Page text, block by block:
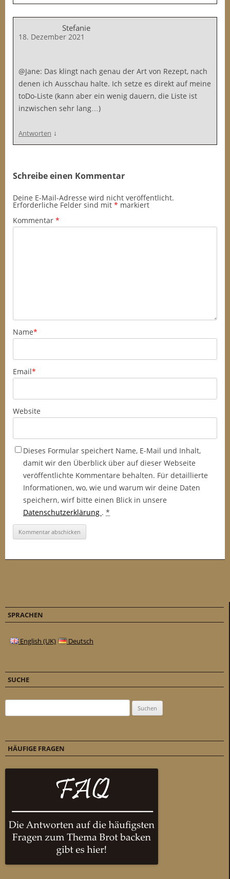
Stefanie
18. Dezember 2021
@Jane: Das klingt nach genau der Art von Rezept, nach
denen ich Ausschau halte. Ich setze es direkt auf meine
toDo-Liste (kann aber ein wenig dauern, die Liste ist
inzwischen sehr lang…)
Antworten ↓
Schreibe einen Kommentar
Deine E-Mail-Adresse wird nicht veröffentlicht.
Erforderliche Felder sind mit * markiert
Kommentar *
Name*
Email*
Website
Dieses Formular speichert Name, E-Mail und Inhalt,
damit wir den Überblick über auf dieser Webseite
veröffentlichte Kommentare behalten. Für detaillierte
Informationen, wo, wie und warum wir deine Daten
speichern, wirf bitte einen Blick in unsere
Datenschutzerklärung . *
SPRACHEN
English (UK) Deutsch
SUCHE
HÄUFIGE FRAGEN